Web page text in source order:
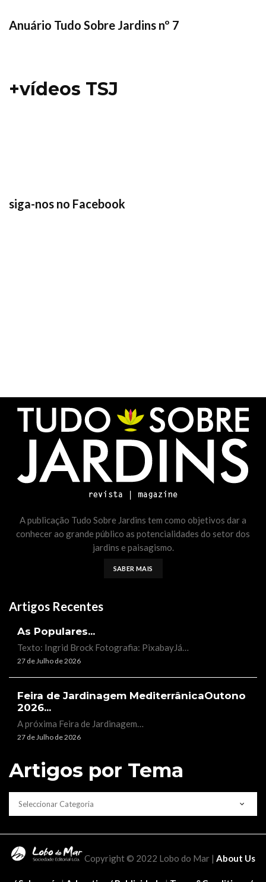
Anuário Tudo Sobre Jardins nº 7
+vídeos TSJ
siga-nos no Facebook
A publicação Tudo Sobre Jardins tem como objetivos dar a
conhecer ao grande público as potencialidades do setor dos
jardins e paisagismo.
SABER MAIS
Artigos Recentes
As Populares...
Texto: Ingrid Brock Fotografia: PixabayJá…
27 de Julho de 2026
Feira de Jardinagem MediterrânicaOutono
2026...
A próxima Feira de Jardinagem…
27 de Julho de 2026
Artigos por Tema
CATEGORIAS
Copyright © 2022 Lobo do Mar | About Us